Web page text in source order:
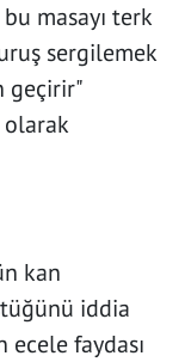
masayı terk
sergilemek
geçirir"
olarak
kan
iddia
ecele faydası